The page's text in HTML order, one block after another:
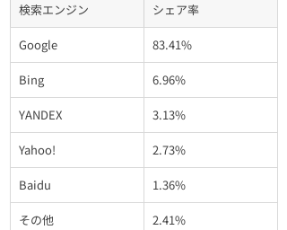
検索エンジン シェア率
Google 83.41%
Bing 6.96%
YANDEX 3.13%
Yahoo! 2.73%
Baidu 1.36%
その他 2.41%